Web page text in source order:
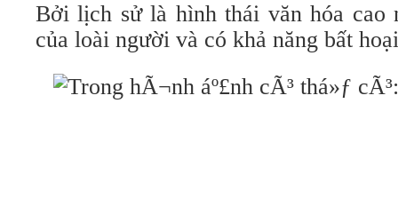
Bởi lịch sử là hình thái văn hóa cao
của loài người và có khả năng bất